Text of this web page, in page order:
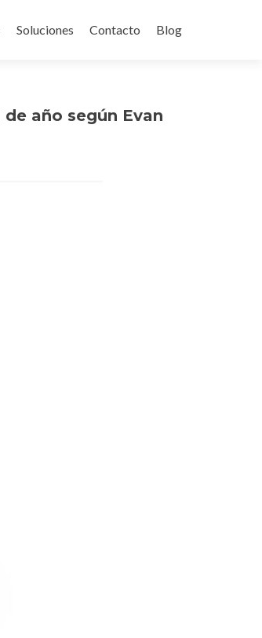
Soluciones Contacto Blog
año según Evan